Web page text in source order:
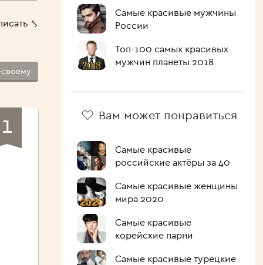
⤣
своему
1
Самые красивые мужчины
России
Топ-100 самых красивых
мужчин планеты 2018
Вам может понравиться
Самые красивые
российские актёры за 40
Самые красивые женщины
мира 2020
Самые красивые
корейские парни
Самые красивые турецкие